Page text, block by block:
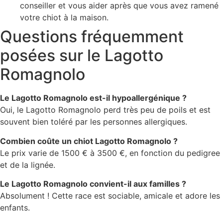
conseiller et vous aider après que vous avez ramené
votre chiot à la maison.
Questions fréquemment
posées sur le Lagotto
Romagnolo
Le Lagotto Romagnolo est-il hypoallergénique ?
Oui, le Lagotto Romagnolo perd très peu de poils et est
souvent bien toléré par les personnes allergiques.
Combien coûte un chiot Lagotto Romagnolo ?
Le prix varie de 1500 € à 3500 €, en fonction du pedigree
et de la lignée.
Le Lagotto Romagnolo convient-il aux familles ?
Absolument ! Cette race est sociable, amicale et adore les
enfants.